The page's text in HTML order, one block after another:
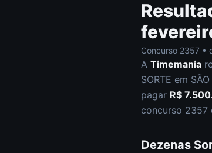
Concurso 2357 •
A Timemania
SORTE em
pagar R$
concurso 2357
Dezenas